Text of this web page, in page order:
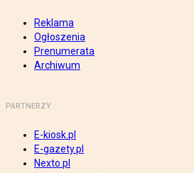
Reklama
Ogłoszenia
Prenumerata
Archiwum
PARTNERZY
E-kiosk.pl
E-gazety.pl
Nexto.pl